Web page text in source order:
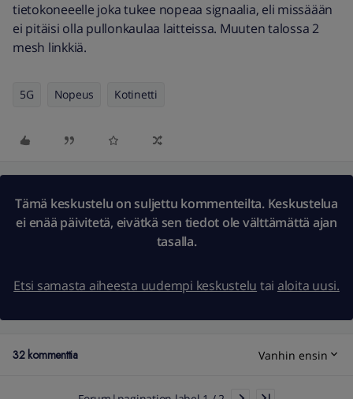
tietokoneeelle joka tukee nopeaa signaalia, eli missäään
ei pitäisi olla pullonkaulaa laitteissa. Muuten talossa 2
mesh linkkiä.
5G Nopeus Kotinetti
Tämä keskustelu on suljettu kommenteilta. Keskustelua
ei enää päivitetä, eivätkä sen tiedot ole välttämättä ajan
tasalla.
Etsi samasta aiheesta uudempi keskustelu tai aloita uusi.
32 kommenttia Vanhin ensin